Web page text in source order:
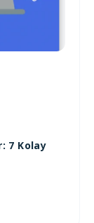
7 Kolay